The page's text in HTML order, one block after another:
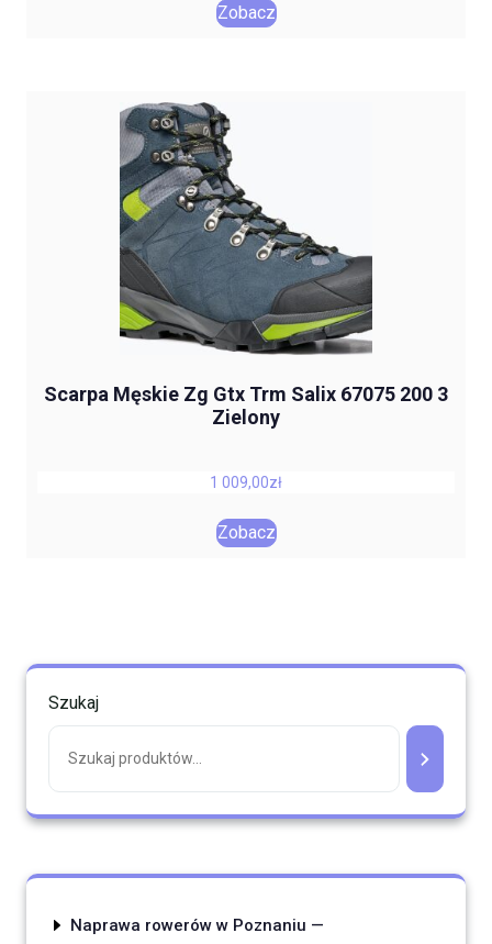
Zobacz
Scarpa Męskie Zg Gtx Trm Salix 67075 200 3
Zielony
1 009,00zł
Zobacz
Szukaj
Naprawa rowerów w Poznaniu —